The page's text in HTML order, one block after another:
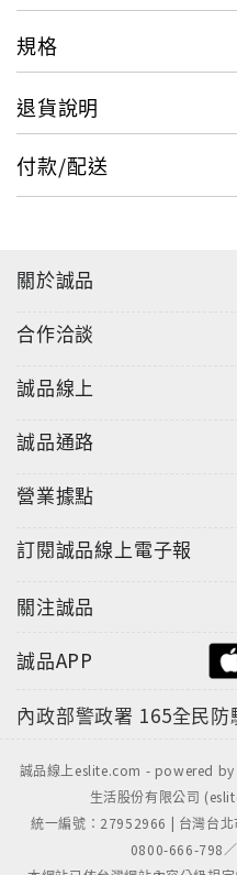
規格
退貨說明
付款/配送
關於誠品
合作洽談
誠品線上
誠品通路
營業據點
訂閱誠品線上電子報
關注誠品
誠品APP
內政部警政署 165全民防
誠品線上eslite.com - powered
生活股份有限公司
統一編號：27952966 | 台灣台北
0800-666-798